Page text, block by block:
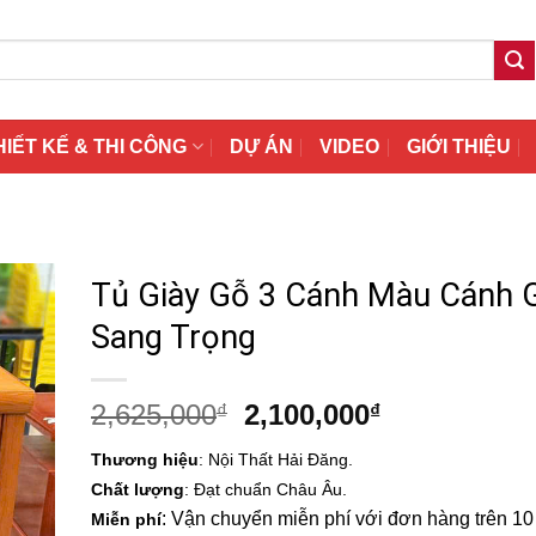
KẾ & THI CÔNG DỰ ÁN VIDEO GIỚI THIỆU
Tủ Giày Gỗ 3 Cánh Màu Cánh
Sang Trọng
2,625,000₫
Giá
là:
2,625,000₫.
2,100,000₫Giá
2,100,000₫.
Thương hiệu: Nội Thất Hải Đăng.
Chất lượng: Đạt chuẩn Châu Âu.
Miễn phí: Vận chuyển miễn phí với đơn hàng trên 10